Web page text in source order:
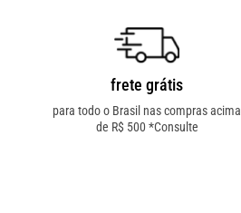
frete grátis
para todo o Brasil nas compras acima
de R$ 500 *Consulte